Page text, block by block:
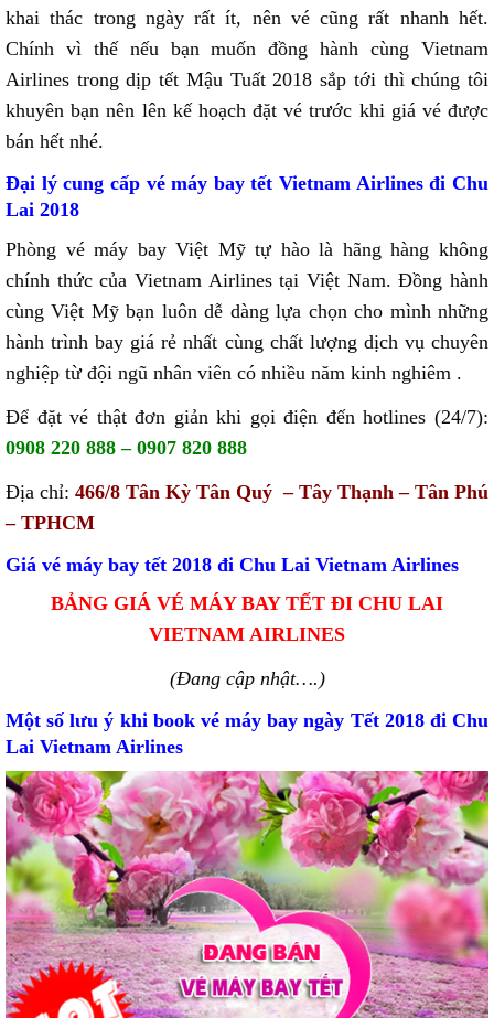
khai thác trong ngày rất ít, nên vé cũng rất nhanh hết.
Chính vì thế nếu bạn muốn đồng hành cùng Vietnam
Airlines trong dịp tết Mậu Tuất 2018 sắp tới thì chúng tôi
khuyên bạn nên lên kế hoạch đặt vé trước khi giá vé được
bán hết nhé.
Đại lý cung cấp vé máy bay tết Vietnam Airlines đi Chu
Lai 2018
Phòng vé máy bay Việt Mỹ tự hào là hãng hàng không
chính thức của Vietnam Airlines tại Việt Nam. Đồng hành
cùng Việt Mỹ bạn luôn dễ dàng lựa chọn cho mình những
hành trình bay giá rẻ nhất cùng chất lượng dịch vụ chuyên
nghiệp từ đội ngũ nhân viên có nhiều năm kinh nghiêm .
Để đặt vé thật đơn giản khi gọi điện đến hotlines (24/7):
0908 220 888 – 0907 820 888
Địa chỉ: 466/8 Tân Kỳ Tân Quý – Tây Thạnh – Tân Phú
– TPHCM
Giá vé máy bay tết 2018 đi Chu Lai Vietnam Airlines
BẢNG GIÁ VÉ MÁY BAY TẾT ĐI CHU LAI
VIETNAM AIRLINES
(Đang cập nhật….)
Một số lưu ý khi book vé máy bay ngày Tết 2018 đi Chu
Lai Vietnam Airlines